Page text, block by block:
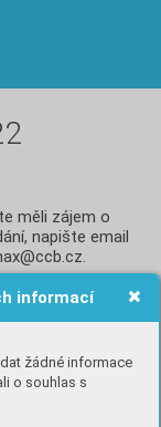
informací
žádné informace
o souhlas s
měli zájem o
napište email